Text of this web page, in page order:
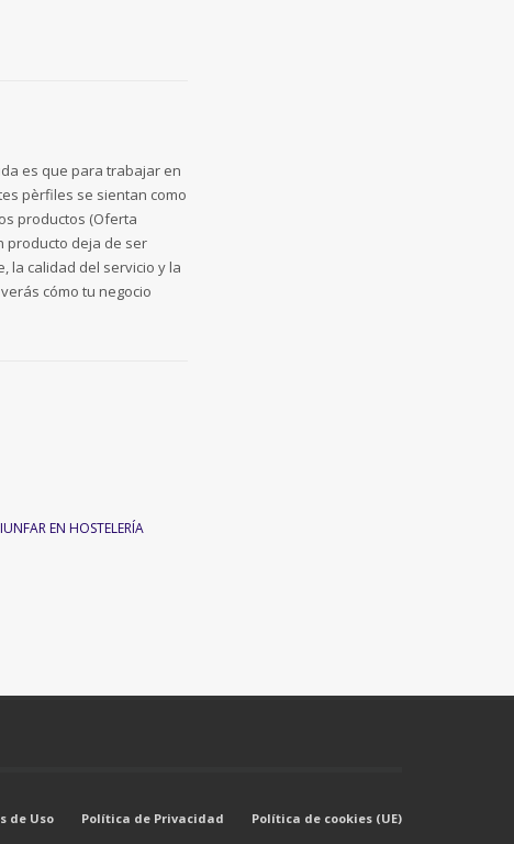
es que para trabajar en
pèrfiles se sientan como
productos (Oferta
producto deja de ser
la calidad del servicio y la
cómo tu negocio
EN HOSTELERÍA
de Uso Política de Privacidad Política de cookies (UE)